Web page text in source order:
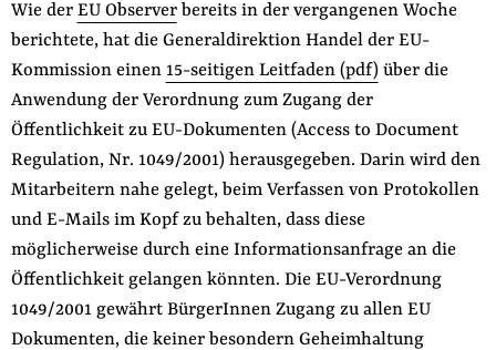
Newsletter
Kontakt
Impressum
Suche
auf
der
Website
FacebookMastodon
BlueskyInstagram
YoutubeLinkedIn
Feed
Wie der EU Observerbereits in der vergangenen Woche
berichtete, hat die Generaldirektion Handel der EU-
Kommission einen 15-seitigen Leitfaden (pdf) über die
Anwendung der Verordnung zum Zugang der
Öffentlichkeit zu EU-Dokumenten (Access to Document
Regulation, Nr. 1049/2001) herausgegeben. Darin wird den
Mitarbeitern nahe gelegt, beim Verfassen von Protokollen
und E-Mails im Kopf zu behalten, dass diese
möglicherweise durch eine Informationsanfrage an die
Öffentlichkeit gelangen könnten. Die EU-Verordnung
1049/2001 gewährt BürgerInnen Zugang zu allen EU
Dokumenten, die keiner besondern Geheimhaltung